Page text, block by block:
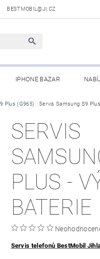
BESTMOBIL@JI.CZ
IPHONE BAZAR
OBCHODNÍ PODMÍNKY
Plus (G965) Servis Samsung S9
SERVIS
PLUS -
BATERIE
Servis telefonů BestMobil